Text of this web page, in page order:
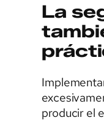
La
producir el